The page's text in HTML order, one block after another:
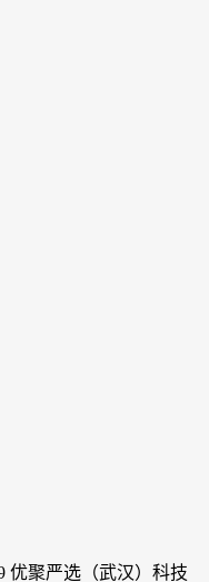
优聚严选（武汉）科技